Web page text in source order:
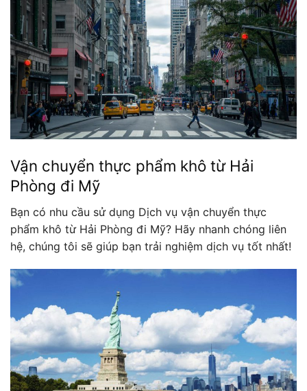
Vận chuyển thực phẩm khô từ Hải
Phòng đi Mỹ
Bạn có nhu cầu sử dụng Dịch vụ vận chuyển thực
phẩm khô từ Hải Phòng đi Mỹ? Hãy nhanh chóng liên
hệ, chúng tôi sẽ giúp bạn trải nghiệm dịch vụ tốt nhất!